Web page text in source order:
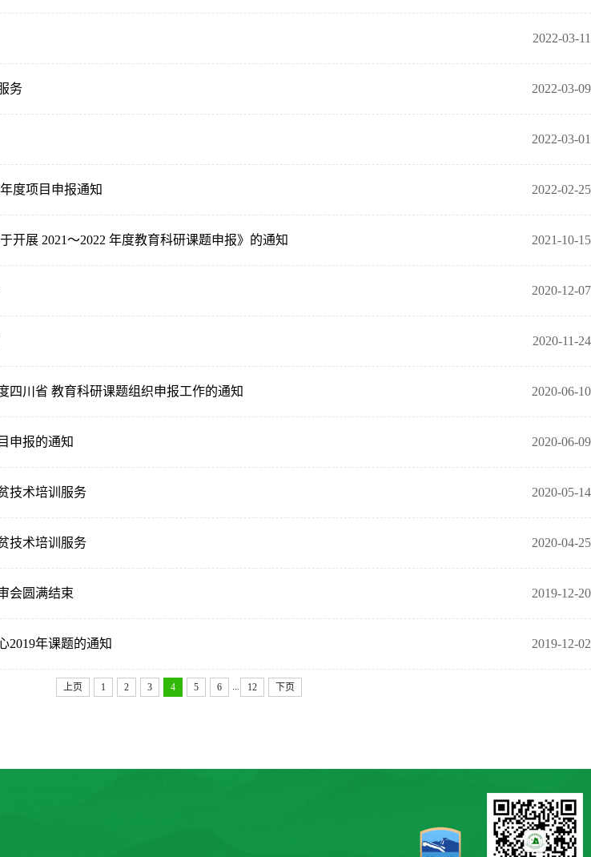
2022-03-11
2022-03-09
务
2022-03-01
2022-02-25
度项目申报通知
2021-10-15
开展 2021～2022 年度教育科研课题申报》的通知
2020-12-07
2020-11-24
2020-06-10
四川省 教育科研课题组织申报工作的通知
2020-06-09
申报的通知
2020-05-14
技术培训服务
2020-04-25
技术培训服务
2019-12-20
会圆满结束
2019-12-02
2019年课题的通知
上页 1 2 3 4 5 6 12 下页